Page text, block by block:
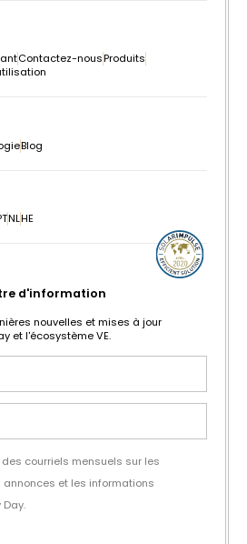
Contactez-nousProduits
Blog
NLHE
d'information
nouvelles et mises à jour
et l'écosystème VE.
courriels mensuels sur les
annonces et les informations